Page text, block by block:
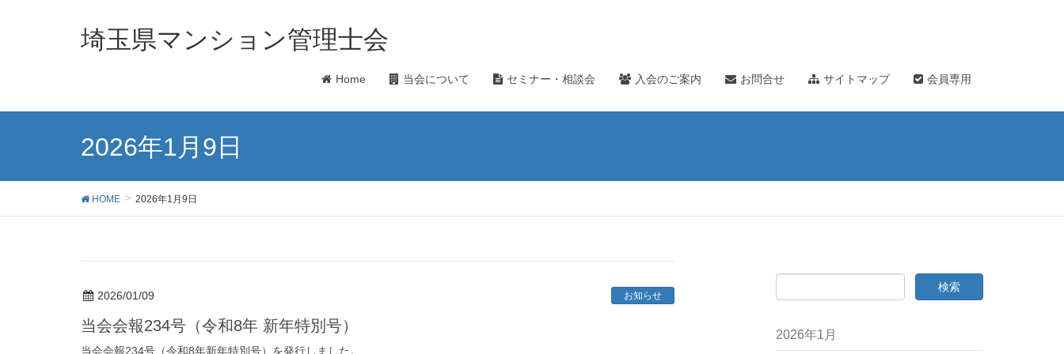
埼玉県マンション管理士会
Home 当会について セミナー・相談会 入会のご案内 お問合せ サイトマップ 会員専用
2026年1月9日
HOME 2026年1月9日
2026/01/09 お知らせ
当会会報234号（令和8年 新年特別号）
当会会報234号（令和8年新年特別号）を発行しました。
2026年1月